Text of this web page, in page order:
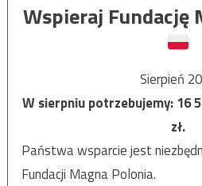
Wspieraj Fundację
Sierpień
W sierpniu potrzebujemy:16
zł.
Państwa wsparcie jest
Fundacji Magna Polonia.